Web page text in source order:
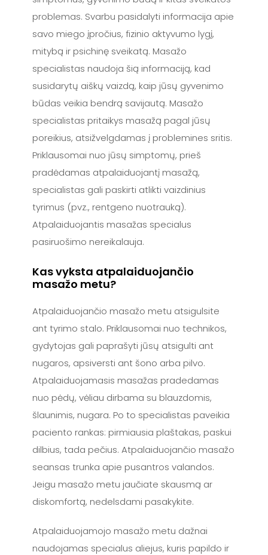
problemas. Svarbu pasidalyti informacija apie
savo miego įpročius, fizinio aktyvumo lygį,
mitybą ir psichinę sveikatą. Masažo
specialistas naudoja šią informaciją, kad
susidarytų aiškų vaizdą, kaip jūsų gyvenimo
būdas veikia bendrą savijautą. Masažo
specialistas pritaikys masažą pagal jūsų
poreikius, atsižvelgdamas į problemines sritis.
Priklausomai nuo jūsų simptomų, prieš
pradėdamas atpalaiduojantį masažą,
specialistas gali paskirti atlikti vaizdinius
tyrimus (pvz., rentgeno nuotrauką).
Atpalaiduojantis masažas specialus
pasiruošimo nereikalauja.
Kas vyksta atpalaiduojančio
masažo metu?
Atpalaiduojančio masažo metu atsigulsite
ant tyrimo stalo. Priklausomai nuo technikos,
gydytojas gali paprašyti jūsų atsigulti ant
nugaros, apsiversti ant šono arba pilvo.
Atpalaiduojamasis masažas pradedamas
nuo pėdų, vėliau dirbama su blauzdomis,
šlaunimis, nugara. Po to specialistas paveikia
paciento rankas: pirmiausia plaštakas, paskui
dilbius, tada pečius. Atpalaiduojančio masažo
seansas trunka apie pusantros valandos.
Jeigu masažo metu jaučiate skausmą ar
diskomfortą, nedelsdami pasakykite.
Atpalaiduojamojo masažo metu dažnai
naudojamas specialus aliejus, kuris papildo ir